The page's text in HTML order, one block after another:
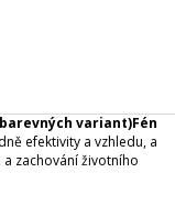
barevných variant)Fén
efektivity a vzhledu, a
a zachování životního